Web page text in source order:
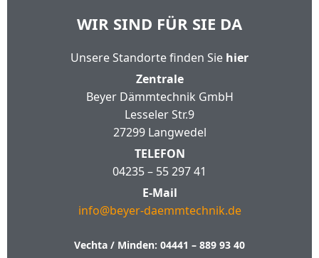
WIR SIND FÜR SIE DA
Unsere Standorte finden Sie hier
Zentrale
Beyer Dämmtechnik GmbH
Lesseler Str.9
27299 Langwedel
TELEFON
04235 – 55 297 41
E-Mail
info@beyer-daemmtechnik.de
Vechta / Minden: 04441 – 889 93 40